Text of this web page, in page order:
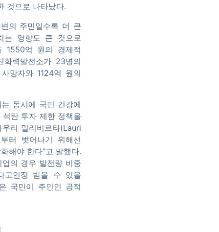
것으로 나타났다.
의 주민일수록 더 큰
는 영향도 큰 것으로
1550억 원의 경제적
력발전소가 23명의
망자와 1124억 원의
동시에 국민 건강에
탄 투자 제한 정책을
리 밀리비르타(Lauri
터 벗어나기 위해선
해야 한다”고 말했다.
의 경우 발전량 비중
고인정 받을 수 있을
국민이 주인인 공적